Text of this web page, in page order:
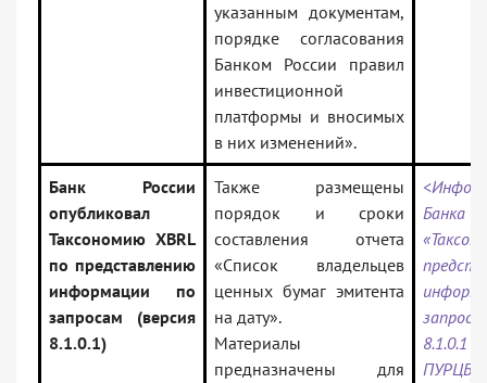
указанным документам,
порядке согласования
Банком России правил
инвестиционной
платформы и вносимых
в них изменений».
Банк России
опубликовал
Таксономию XBRL
по представлению
информации по
запросам (версия
8.1.0.1)
Также размещены
порядок и сроки
составления отчета
«Список владельцев
ценных бумаг эмитента
на дату».
Материалы
предназначены для
ПУРЦБ)»